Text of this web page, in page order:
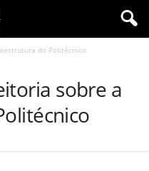
do Politécnico
sobre a